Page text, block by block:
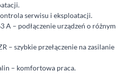
serwisu i eksploatacji.
A – podłączenie urządzeń o różnym
– szybkie przełączenie na zasilanie
– komfortowa praca.